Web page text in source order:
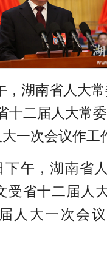
，湖南省人大
十二届人大常
一次会议作工
午，湖南省人
受省十二届人
人大一次会